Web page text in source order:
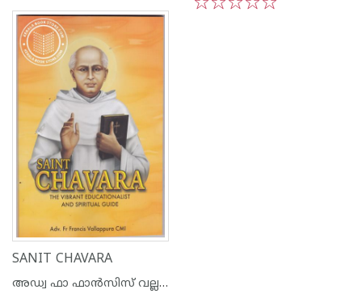
SANIT CHAVARA
അഡ്വ ഫാ ഫാന്‍സിസ് വല്ലപ്പുറ സി എം ഐ